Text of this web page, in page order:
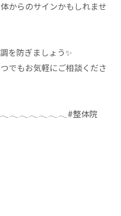
からのサインかもしれませ
を防ぎましょう✨
でもお気軽にご相談くださ
整体院